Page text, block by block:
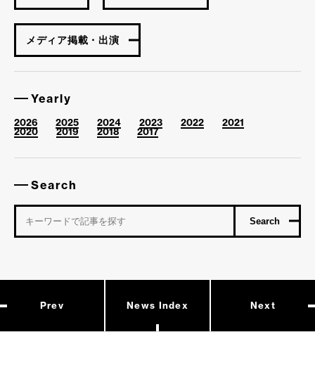
メディア掲載・出演
Yearly
2026 2025 2024 2023 2022
2021
2020
2019 2018 2017
Search
Prev News Index Next